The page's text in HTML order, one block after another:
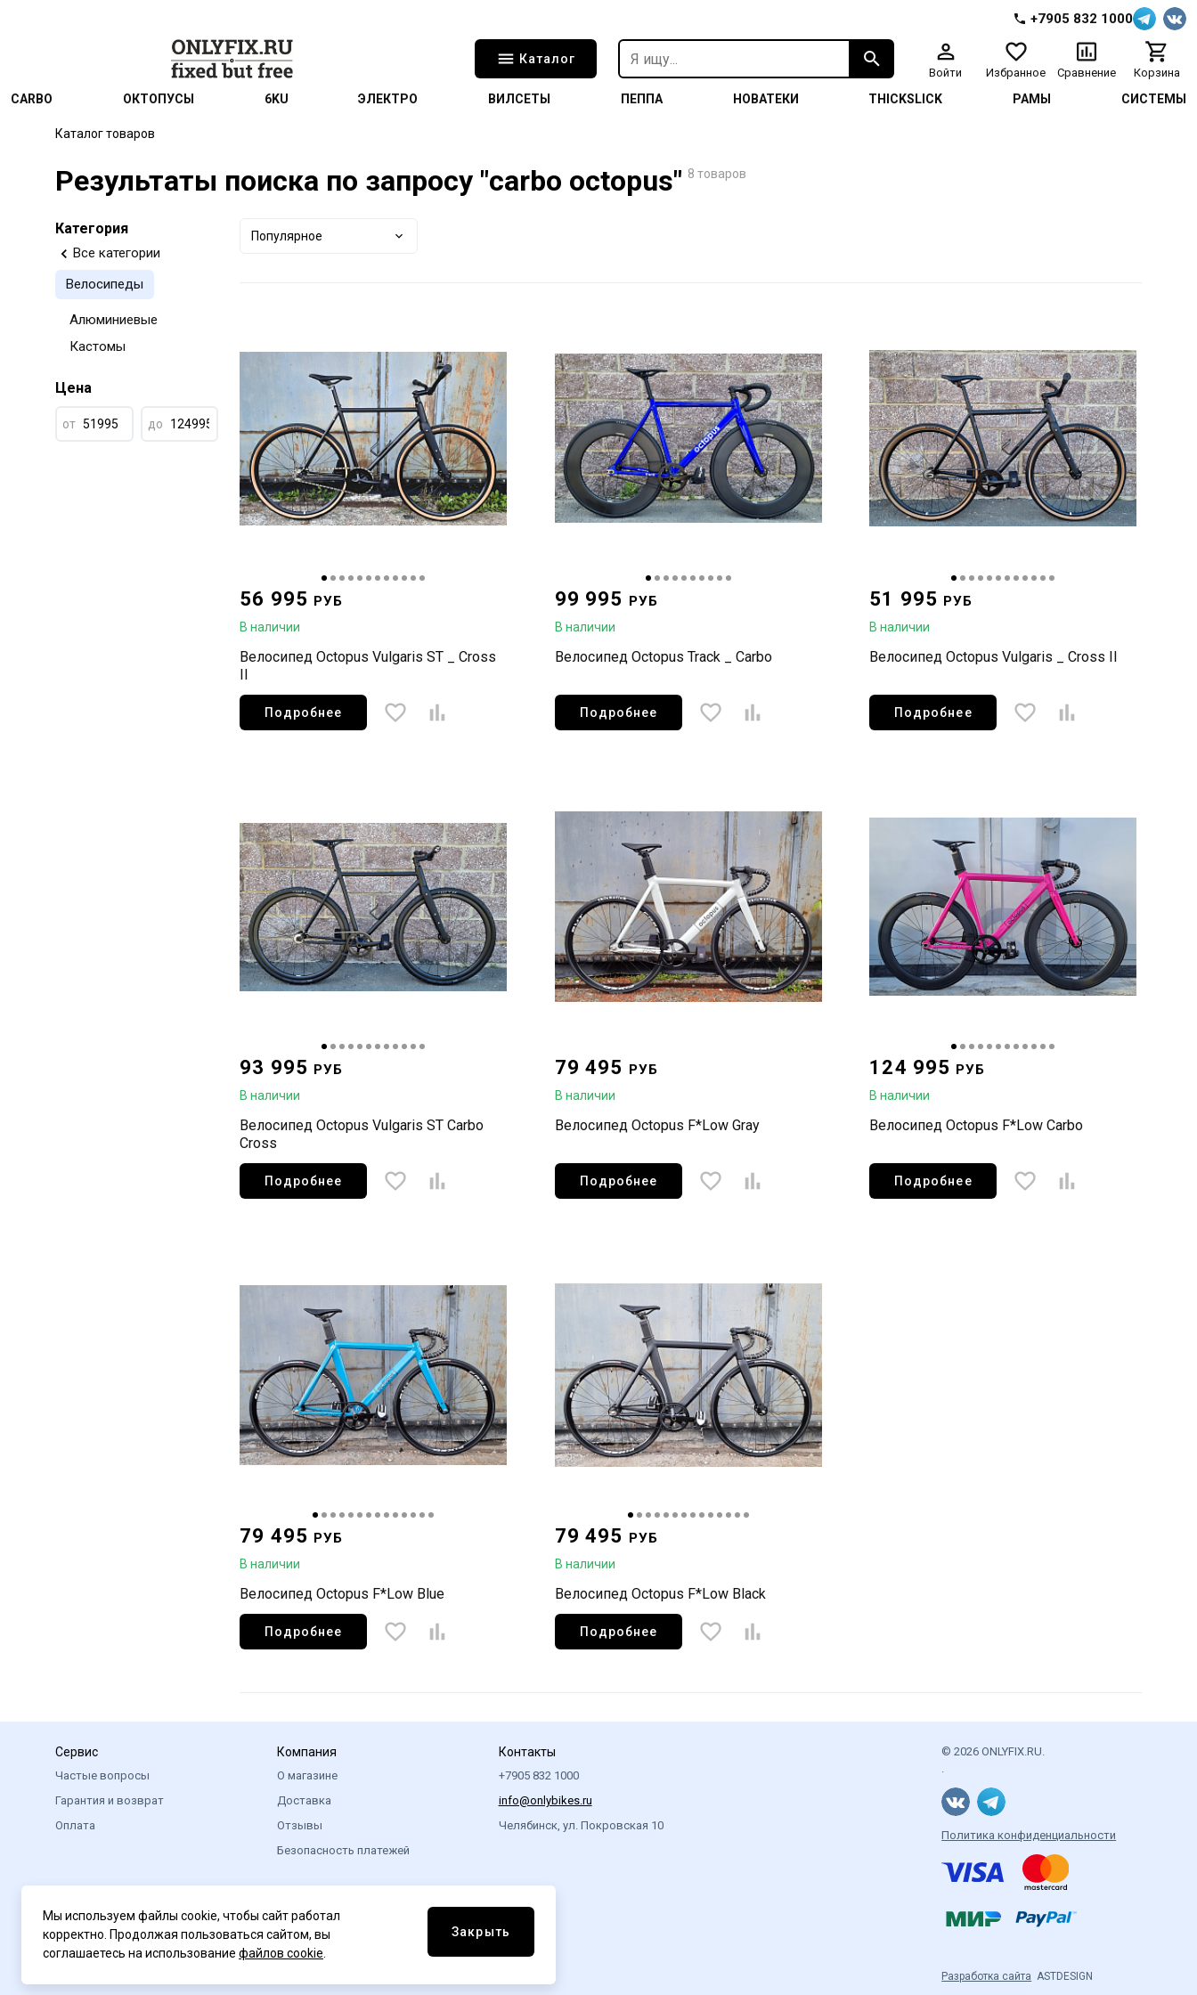
+7905 832 1000
Каталог
Войти Избранное Сравнение Корзина
CARBO ОКТОПУСЫ 6KU ЭЛЕКТРО ВИЛСЕТЫ ПЕППА НОВАТЕКИ THICKSLICK РАМЫ СИСТЕМЫ
Каталог товаров
Результаты поиска по запросу "carbo octopus" 8 товаров
Категория
Все категории
Велосипеды
Алюминиевые
Кастомы
Цена
от до
Популярное
56 995 РУБ
В наличии
Велосипед Octopus Vulgaris ST _ Cross
II
Подробнее
99 995 РУБ
В наличии
Велосипед Octopus Track _ Carbo
Подробнее
51 995 РУБ
В наличии
Велосипед Octopus Vulgaris _ Cross II
Подробнее
93 995 РУБ
В наличии
Велосипед Octopus Vulgaris ST Carbo
Cross
Подробнее
79 495 РУБ
В наличии
Велосипед Octopus F*Low Gray
Подробнее
124 995 РУБ
В наличии
Велосипед Octopus F*Low Carbo
Подробнее
79 495 РУБ
В наличии
Велосипед Octopus F*Low Blue
Подробнее
79 495 РУБ
В наличии
Велосипед Octopus F*Low Black
Подробнее
Сервис
Частые вопросы
Гарантия и возврат
Оплата
Компания
О магазине
Доставка
Отзывы
Безопасность платежей
Контакты
+7905 832 1000
info@onlybikes.ru
Челябинск, ул. Покровская 10
© 2026 ONLYFIX.RU.
.
Политика конфиденциальности
Разработка сайта ASTDESIGN
Мы используем файлы cookie, чтобы сайт работал
корректно. Продолжая пользоваться сайтом, вы
соглашаетесь на использование файлов cookie
Закрыть